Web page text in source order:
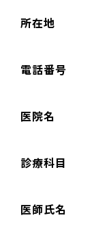
所在地
電話番号
医院名
診療科目
医師氏名